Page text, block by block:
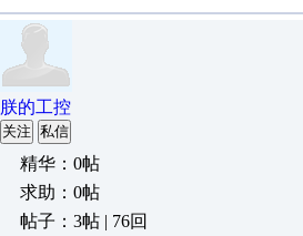
朕的工控
关注 私信
精华：0帖
求助：0帖
帖子：3帖 | 76回